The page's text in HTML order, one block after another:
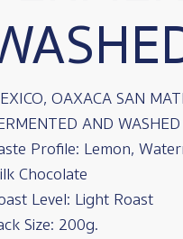
OAXACA SAN
AND WASHED
Profile: Lemon,
Chocolate
Level: Light Roast
Size: 200g.